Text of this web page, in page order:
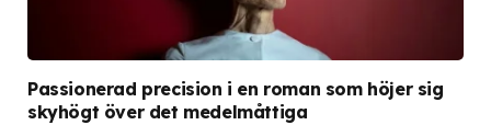
Passionerad precision i en roman som höjer sig
skyhögt över det medelmåttiga